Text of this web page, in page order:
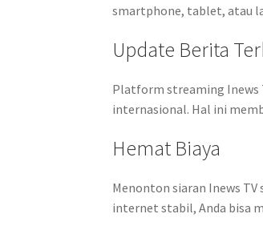
smartphone, tablet, atau
Update Berita
Platform streaming Inews
internasional. Hal ini
Hemat Biaya
Menonton siaran Inews
internet stabil, Anda bisa